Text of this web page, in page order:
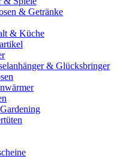
& Getränke
& Küche
& Glücksbringer